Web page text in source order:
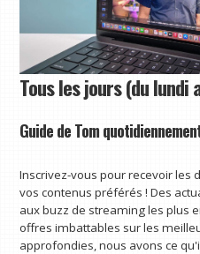
Tous les jours (du lundi
Guide de Tom
Inscrivez-vous pour recevoir les
vos contenus préférés ! Des
aux buzz de streaming les plus
offres imbattables sur les
approfondies, nous avons ce